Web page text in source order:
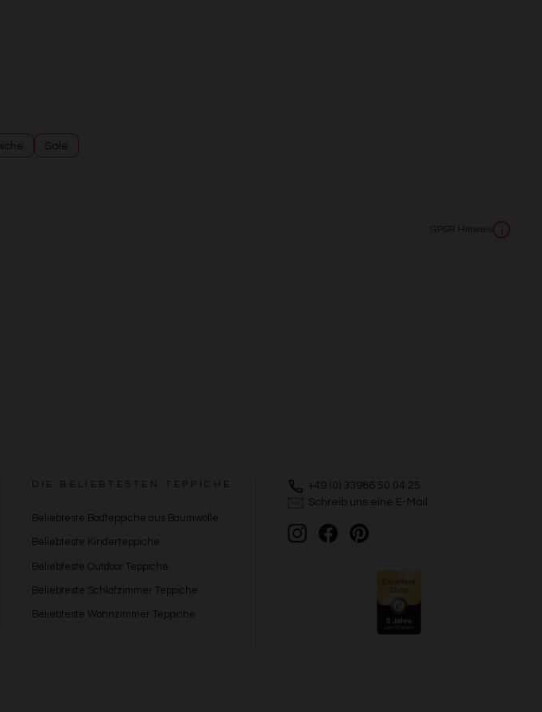
Sale
GPSR Hinweis i
DIE BELIEBTESTEN TEPPICHE
Beliebteste Badteppiche aus Baumwolle
Beliebteste Kinderteppiche
Beliebteste Outdoor Teppiche
Beliebteste Schlafzimmer Teppiche
Beliebteste Wohnzimmer Teppiche
+49 (0) 33986 50 04 25
Schreib uns eine E-Mail
Instagram
FacebookPinterest